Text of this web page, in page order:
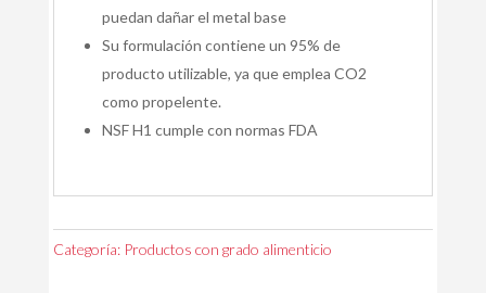
puedan dañar el metal base
Su formulación contiene un 95% de
producto utilizable, ya que emplea CO2
como propelente.
NSF H1 cumple con normas FDA
Categoría: Productos con grado alimenticio